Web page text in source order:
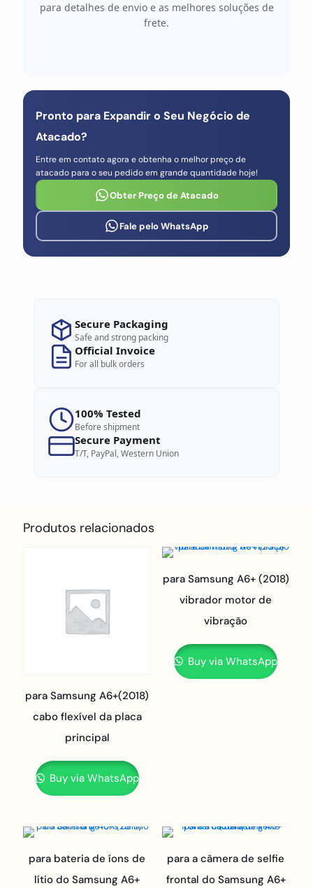
para detalhes de envio e as melhores soluções de
frete.
Pronto para Expandir o Seu Negócio de
Atacado?
Entre em contato agora e obtenha o melhor preço de
atacado para o seu pedido em grande quantidade hoje!
Obter Preço de Atacado
Fale pelo WhatsApp
Secure Packaging
Safe and strong packing
Official Invoice
For all bulk orders
100% Tested
Before shipment
Secure Payment
T/T, PayPal, Western Union
Produtos relacionados
para Samsung A6+(2018)
cabo flexível da placa
principal
Buy via WhatsApp
para Samsung A6+ (2018)
vibrador motor de
vibração
Buy via WhatsApp
para bateria de íons de
lítio do Samsung A6+
para a câmera de selfie
frontal do Samsung A6+